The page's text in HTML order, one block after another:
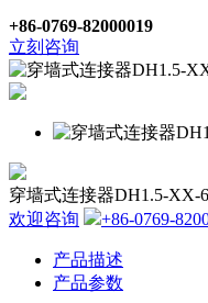
+86-0769-82000019
立刻咨询
穿墙式连接器DH1.5-XX-
欢迎咨询
+86-0769-
产品描述
产品参数